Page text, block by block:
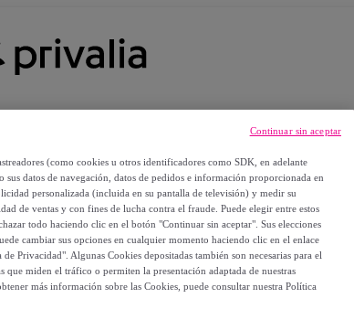
(como cookies u otros identificadores como SDK, en adelante
sus datos de navegación, datos de pedidos e información proporcionada en
personalizada (incluida en su pantalla de televisión) y medir su
de ventas y con fines de lucha contra el fraude. Puede elegir entre estos
todo haciendo clic en el botón "Continuar sin aceptar". Sus elecciones
cambiar sus opciones en cualquier momento haciendo clic en el enlace
Privacidad". Algunas Cookies depositadas también son necesarias para el
miden el tráfico o permiten la presentación adaptada de nuestras
más información sobre las Cookies, puede consultar nuestra Política
Continuar sin aceptar